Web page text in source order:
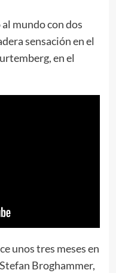
mundo con dos
sensación en el
en el
unos tres meses en
Broghammer,